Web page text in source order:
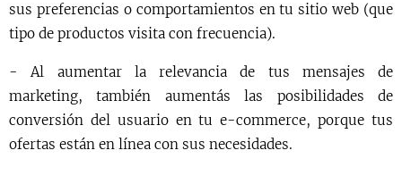
sus preferencias o comportamientos en tu sitio web (que
tipo de productos visita con frecuencia).
- Al aumentar la relevancia de tus mensajes de
marketing, también aumentás las posibilidades de
conversión del usuario en tu e-commerce, porque tus
ofertas están en línea con sus necesidades.